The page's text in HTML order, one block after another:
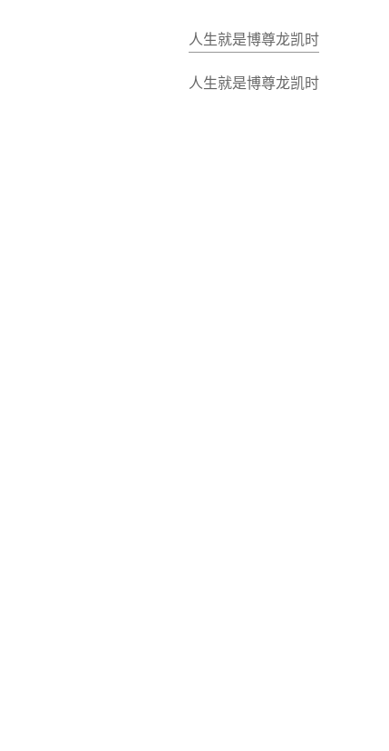
人生就是博尊龙凯时
人生就是博尊龙凯时